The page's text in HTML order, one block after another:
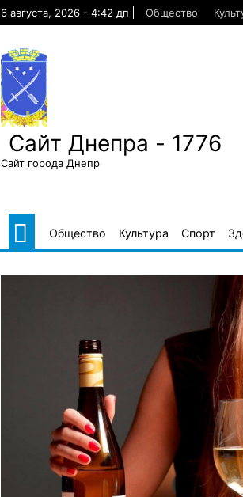
6 августа, 2026 - 4:42 дп Общество
Сайт Днепра - 1776
Сайт города Днепр
Общество Культура Спорт